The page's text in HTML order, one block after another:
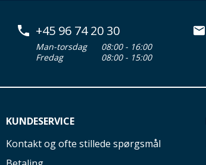
+45 96 74 20 30
Man-torsdag
08:00 - 16:00
Fredag
08:00 - 15:00
KUNDESERVICE
Kontakt og ofte stillede spørgsmål